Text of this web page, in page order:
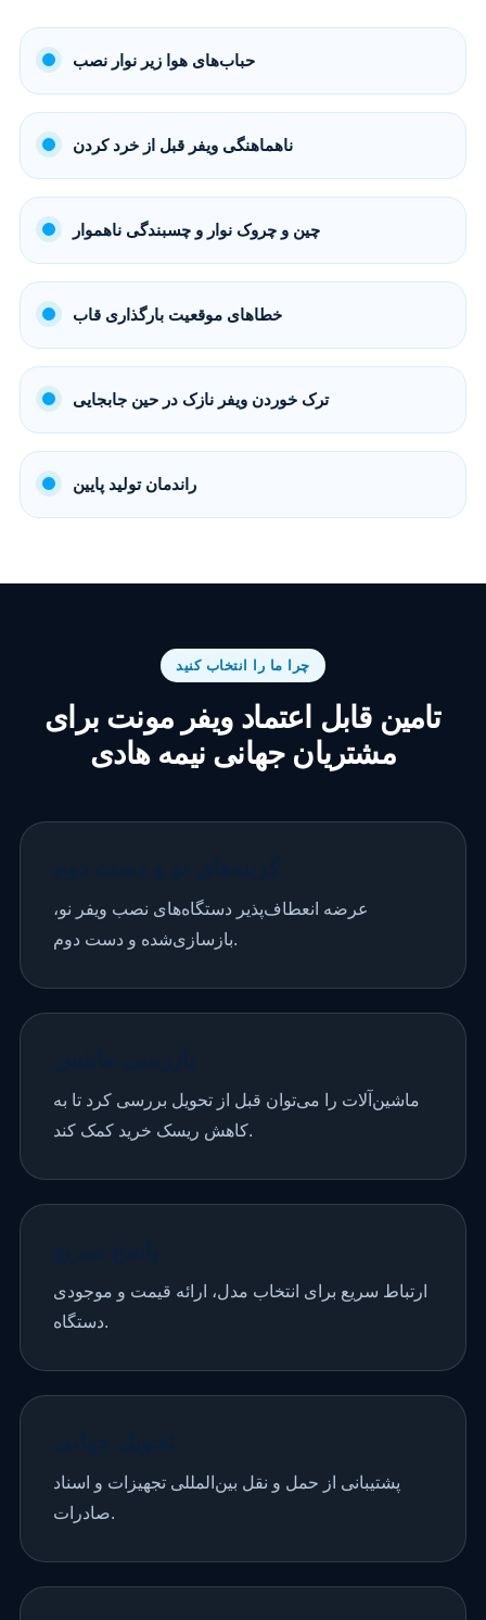
حباب‌های هوا زیر نوار نصب
ناهماهنگی ویفر قبل از خرد کردن
چین و چروک نوار و چسبندگی ناهموار
خطاهای موقعیت بارگذاری قاب
ترک خوردن ویفر نازک در حین جابجایی
راندمان تولید پایین
چرا ما را انتخاب کنید
تامین قابل اعتماد ویفر مونت برای
مشتریان جهانی نیمه هادی
عرضه انعطاف‌پذیر دستگاه‌های نصب ویفر نو،
بازسازی‌شده و دست دوم.
ماشین‌آلات را می‌توان قبل از تحویل بررسی کرد تا به
کاهش ریسک خرید کمک کند.
ارتباط سریع برای انتخاب مدل، ارائه قیمت و موجودی
دستگاه.
پشتیبانی از حمل و نقل بین‌المللی تجهیزات و اسناد
صادرات.